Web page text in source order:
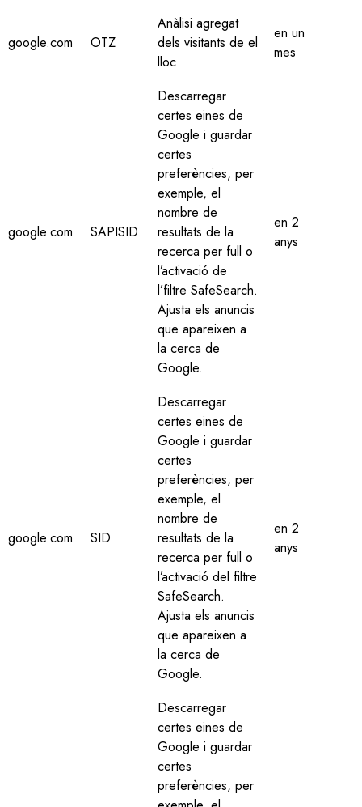
google.com OTZ
Anàlisi agregat
dels visitants de el
lloc
en un
mes
google.com SAPISID
Descarregar
certes eines de
Google i guardar
certes
preferències, per
exemple, el
nombre de
resultats de la
recerca per full o
l’activació de
l’filtre SafeSearch.
Ajusta els anuncis
que apareixen a
la cerca de
Google.
en 2
anys
google.com SID
Descarregar
certes eines de
Google i guardar
certes
preferències, per
exemple, el
nombre de
resultats de la
recerca per full o
l’activació del filtre
SafeSearch.
Ajusta els anuncis
que apareixen a
la cerca de
Google.
en 2
anys
Descarregar
certes eines de
Google i guardar
certes
preferències, per